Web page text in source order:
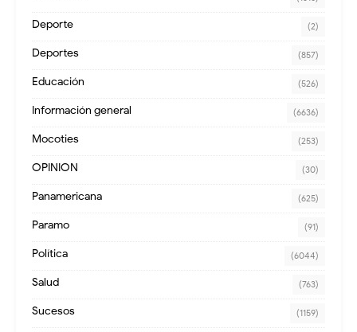
Deporte (2)
Deportes (857)
Educación (526)
Información general (6636)
Mocoties (253)
OPINION (30)
Panamericana (625)
Paramo (91)
Política (6044)
Salud (763)
Sucesos (1159)